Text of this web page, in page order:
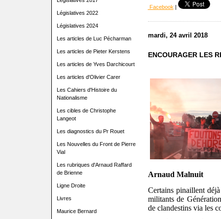
Législatives 2022
Législatives 2024
Les articles de Luc Pécharman
Les articles de Pieter Kerstens
Les articles de Yves Darchicourt
Les articles d'Olivier Carer
Les Cahiers d'Histoire du
Nationalisme
Les cibles de Christophe
Langeot
Les diagnostics du Pr Rouet
Les Nouvelles du Front de Pierre
Vial
Les rubriques d'Arnaud Raffard
de Brienne
Ligne Droite
Livres
Maurice Bernard
Facebook |
mardi, 24 avril 2018
ENCOURAGER LES
Arnaud Malnuit
Certains pinaillent
militants de
de clandestins via les